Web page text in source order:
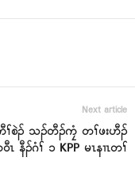
Next article
စဲၣ် သၣ်တီၣ်ကၠံ တၢ်ဖးဟီၣ်
ၤ နီၣ်ဂံၢ် ၁ KPP မၤနၢၤတၢ်